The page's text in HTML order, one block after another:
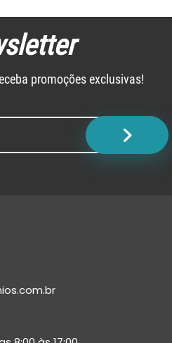
promoções exclusivas!